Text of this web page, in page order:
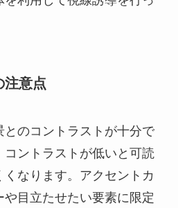
注意点
とのコントラストが十分で
コントラストが低いと可読
なります。アクセントカ
目立たせたい要素に限定